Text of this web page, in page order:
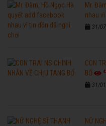
Mr.
nhau
31/
CON
BỐ
31/
NỮ